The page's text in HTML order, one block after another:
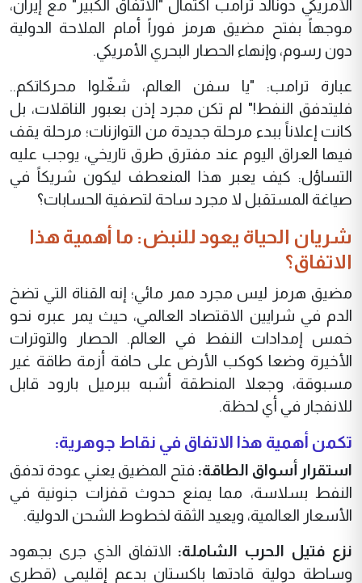
الأمريكي دونالد ترامب اكتمال "الاتفاق الكبير" مع إيران،
موجهاً بفتح مضيق هرمز فوراً أمام الملاحة الدولية
دون رسوم، وإنهاء الحصار البحري الأمريكي.
‏​عبارة ترامب: "يا سفن العالم، شغّلوا محركاتكم..
فليتدفق النفط!" لم تكن مجرد إذن بعبور الناقلات، بل
كانت إعلاناً ببدء مرحلة جديدة من التوازنات؛ مرحلة يقف
فيها العراق اليوم عند مفترق طرق تاريخي، يوجب عليه
التساؤل: كيف يعبر هذا المنعطف ليكون شريكاً في
صياغة المستقبل لا مجرد ساحة لتصفية الحسابات؟
‏​شريان الحياة يعود للنبض: ما أهمية هذا
الاتفاق؟
‏​مضيق هرمز ليس مجرد ممر مائي؛ إنه القناة التي تضخ
الدم في شرايين الاقتصاد العالمي، حيث يمر عبره نحو
خمس إمدادات النفط في العالم. الحصار والتوترات
الأخيرة وضعا كوكب الأرض على حافة أزمة طاقة غير
مسبوقة، وجعلا المنطقة أشبه ببرميل بارود قابل
للانفجار في أي لحظة.
‏​تكمن أهمية هذا الاتفاق في نقاط جوهرية:
‏​استقرار أسواق الطاقة: فتح المضيق يعني عودة تدفق
النفط بسلاسة، مما يمنع حدوث قفزات جنونية في
الأسعار العالمية، ويعيد الثقة لخطوط الشحن الدولية.
‏​نزع فتيل الحرب الشاملة: الاتفاق الذي جرى بجهود
وساطة دولية قادتها باكستان بدعم إقليمي (قطري